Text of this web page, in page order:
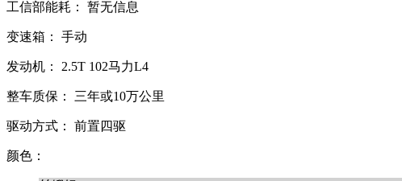
工信部能耗： 暂无信息
变速箱： 手动
发动机： 2.5T 102马力L4
整车质保： 三年或10万公里
驱动方式： 前置四驱
颜色：